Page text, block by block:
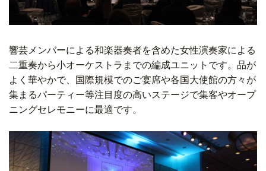
響芸メンバーによる和楽器奏者を含めた女性演奏家による
二重奏から小オーケストラまでの編成ユニットです。品が
よく 華やかで、国際規模でのご宴席や各国大使館の方々が
集まるパーティー等注目度の高いステージで集客やオープ
ニングセレモニーに最適です。